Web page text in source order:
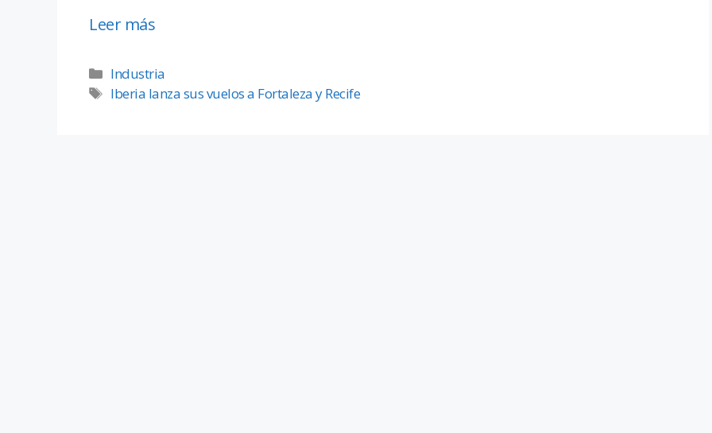
Leer más
Industria
Iberia lanza sus vuelos a Fortaleza y Recife